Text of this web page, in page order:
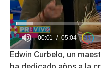
0
00:01 05:04
Edwin Curbelo, un